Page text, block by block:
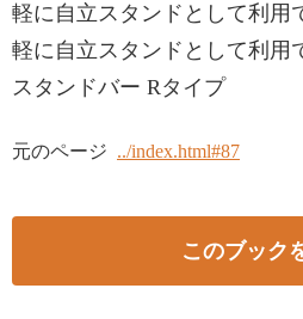
軽に自立スタンドとして利用
軽に自立スタンドとして利用
スタンドバー Rタイプ
元のページ ../index.html#87
このブック